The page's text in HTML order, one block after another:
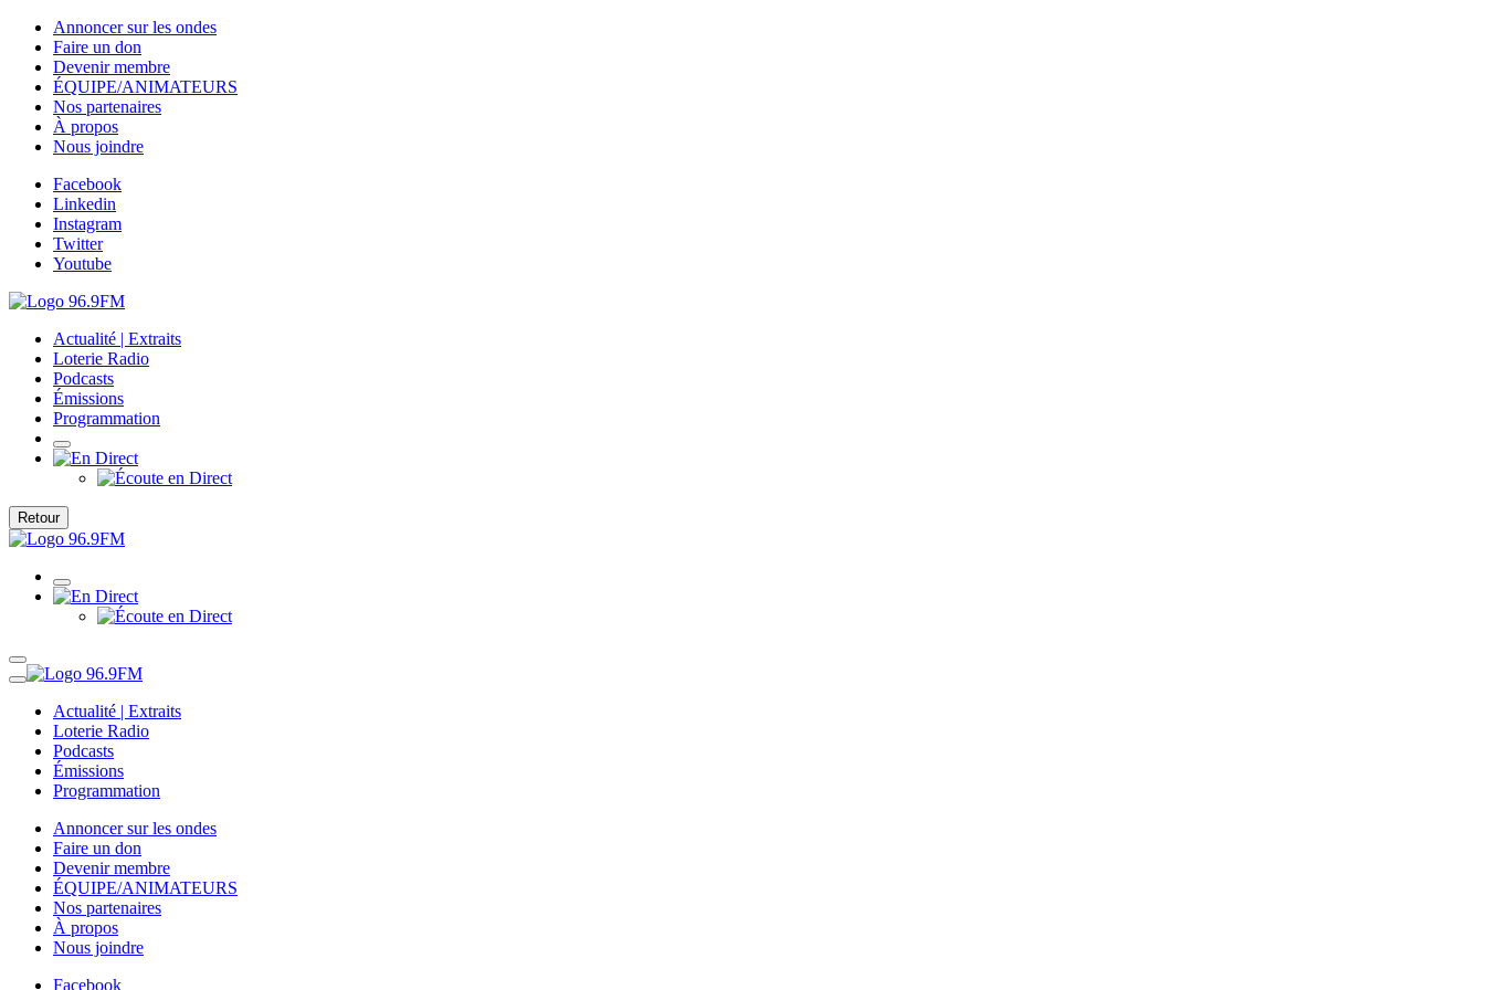
Annoncer sur les ondes
Faire un don
Devenir membre
ÉQUIPE/ANIMATEURS
Nos partenaires
À propos
Nous joindre
Facebook
Linkedin
Instagram
Twitter
Youtube
Actualité | Extraits
Loterie Radio
Podcasts
Émissions
Programmation
Retour
Actualité | Extraits
Loterie Radio
Podcasts
Émissions
Programmation
Annoncer sur les ondes
Faire un don
Devenir membre
ÉQUIPE/ANIMATEURS
Nos partenaires
À propos
Nous joindre
Facebook